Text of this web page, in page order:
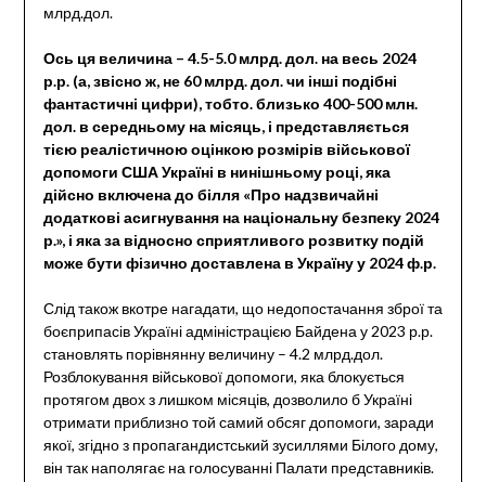
млрд.дол.
Ось ця величина – 4.5-5.0 млрд. дол. на весь 2024
р.р. (а, звісно ж, не 60 млрд. дол. чи інші подібні
фантастичні цифри), тобто. близько 400-500 млн.
дол. в середньому на місяць, і представляється
тією реалістичною оцінкою розмірів військової
допомоги США Україні в нинішньому році, яка
дійсно включена до білля «Про надзвичайні
додаткові асигнування на національну безпеку 2024
р.», і яка за відносно сприятливого розвитку подій
може бути фізично доставлена в Україну у 2024 ф.р.
Слід також вкотре нагадати, що недопостачання зброї та
боєприпасів Україні адміністрацією Байдена у 2023 р.р.
становлять порівнянну величину – 4.2 млрд.дол.
Розблокування військової допомоги, яка блокується
протягом двох з лишком місяців, дозволило б Україні
отримати приблизно той самий обсяг допомоги, заради
якої, згідно з пропагандистський зусиллями Білого дому,
він так наполягає на голосуванні Палати представників.